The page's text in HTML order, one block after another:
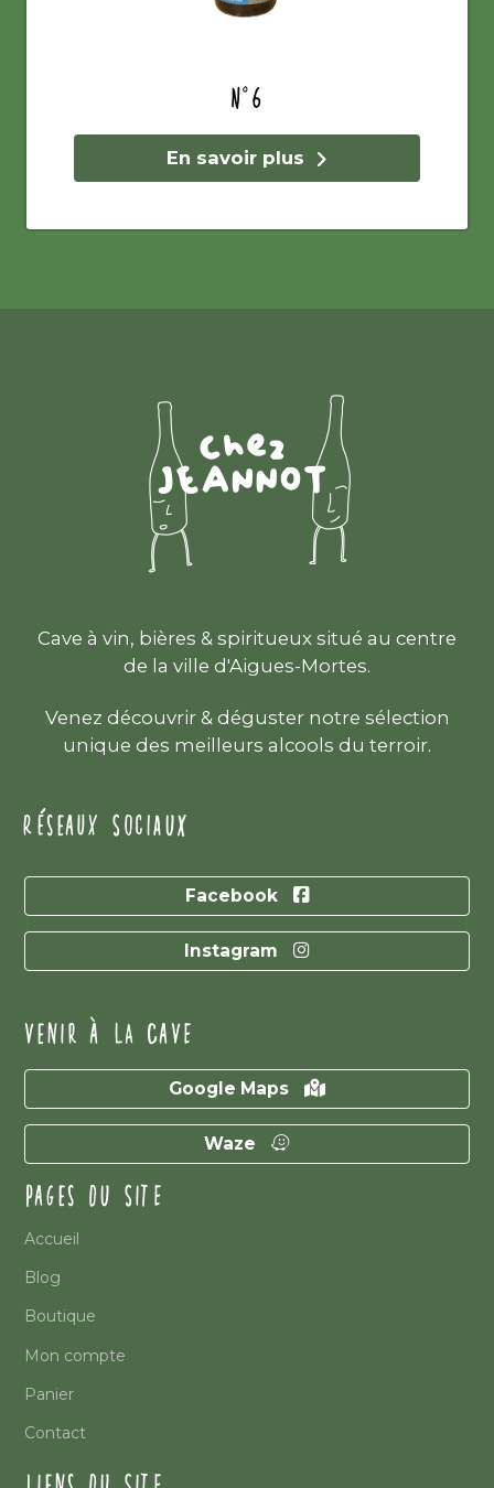
N°6
En savoir plus
Cave à vin, bières & spiritueux situé au centre
de la ville d'Aigues-Mortes.
Venez découvrir & déguster notre sélection
unique des meilleurs alcools du terroir.
RÉSEAUX SOCIAUX
Facebook
Instagram
VENIR À LA CAVE
Google Maps
Waze
PAGES DU SITE
Accueil
Blog
Boutique
Mon compte
Panier
Contact